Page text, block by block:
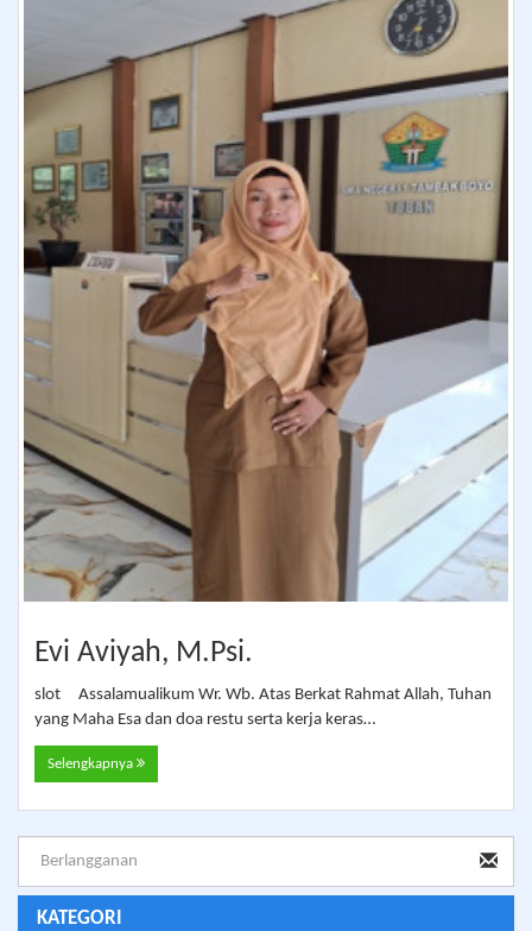
Evi Aviyah, M.Psi.
slot Assalamualikum Wr. Wb. Atas Berkat Rahmat Allah, Tuhan
yang Maha Esa dan doa restu serta kerja keras…
Selengkapnya
KATEGORI